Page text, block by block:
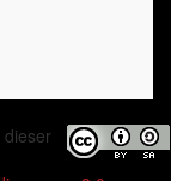
dieser